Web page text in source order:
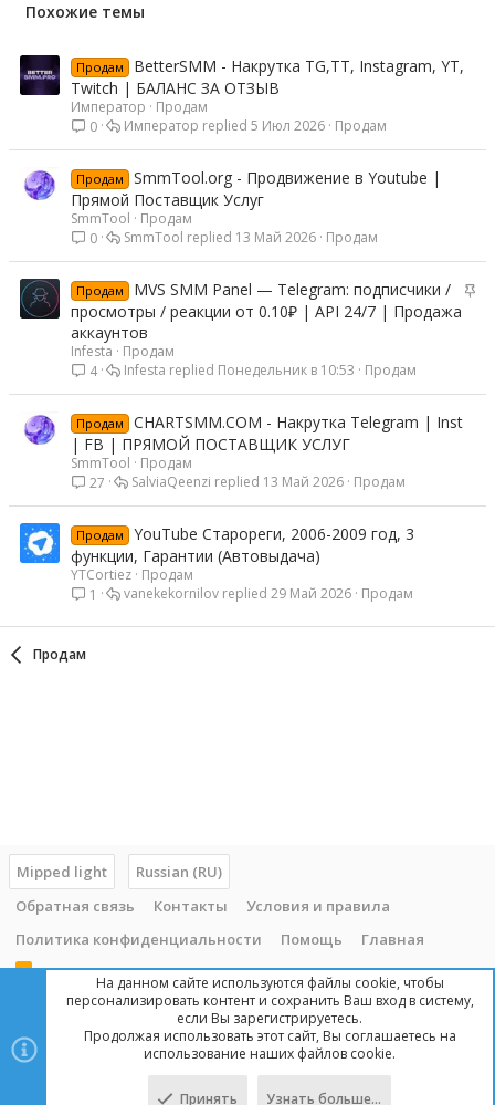
Похожие темы
Продам
BetterSMM - Накрутка TG,TT, Instagram, YT,
Twitch | БАЛАНС ЗА ОТЗЫВ
Император
Продам
0
Продам
5 Июл 2026
Император
Продам
SmmTool.org - Продвижение в Youtube |
Прямой Поставщик Услуг
SmmTool
Продам
0
Продам
13 Май 2026
SmmTool
З
п
Продам
MVS SMM Panel — Telegram: подписчики /
просмотры / реакции от 0.10₽ | API 24/7 | Продажа
аккаунтов
Infesta
Продам
4
Продам
Понедельник в 10:53
Infesta
Продам
CHARTSMM.COM - Накрутка Telegram | Inst
| FB | ПРЯМОЙ ПОСТАВЩИК УСЛУГ
SmmTool
Продам
27
Продам
13 Май 2026
SalviaQeenzi
Продам
YouTube Старореги, 2006-2009 год, 3
функции, Гарантии (Автовыдача)
YTCortiez Продам
1
Продам
29 Май 2026
vanekekornilov
Продам
Mipped light
Russian (RU)
Обратная связь
Контакты
Условия и правила
Политика конфиденциальности
Помощь Главная
R
Copyright © 2014 - 2025, mipped.com. Все права защищены. При
копировании материала с сайта, обратная ссылка обязательна!
На данном сайте используются файлы cookie, чтобы
персонализировать контент и сохранить Ваш вход в систему,
если Вы зарегистрируетесь.
Продолжая использовать этот сайт, Вы соглашаетесь на
использование наших файлов cookie.
Принять Узнать больше…